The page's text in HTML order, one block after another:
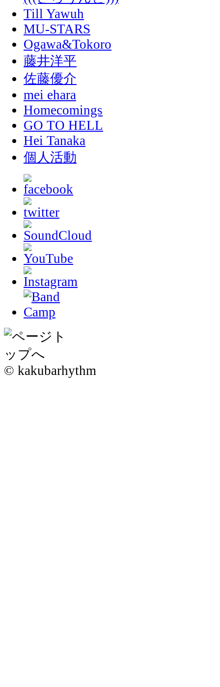
Till Yawuh
MU-STARS
Ogawa&Tokoro
藤井洋平
佐藤優介
mei ehara
Homecomings
GO TO HELL
Hei Tanaka
個人活動
© kakubarhythm